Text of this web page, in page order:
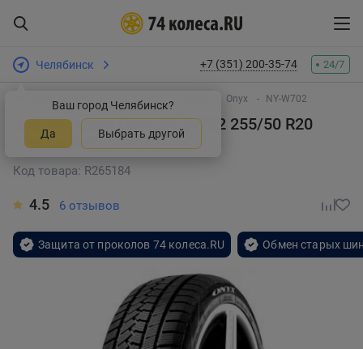
Челябинск
Ваш город Челябинск?
Да Выбрать другой
+7 (351) 200-35-74 24/7
Интернет-магазин шин и дисков Onyx NY-W702
Зимняя шина Onyx NY-W702 255/50 R20
109H в Челябинске
Код товара: R265184
4.5 6 отзывов
Защита от проколов 74 колеса.RU Обмен старых